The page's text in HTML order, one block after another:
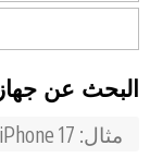
البحث عن جهاز